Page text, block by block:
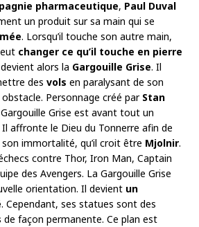
pharmaceutique, Paul Duval
un produit sur sa main qui se
. Lorsqu’il touche son autre main,
changer ce qu’il touche en pierre
alors la Gargouille Grise. Il
des vols en paralysant de son
Personnage créé par Stan
Grise est avant tout un
Il affronte le Dieu du Tonnerre afin de
immortalité, qu’il croit être Mjolnir.
contre Thor, Iron Man, Captain
des Avengers. La Gargouille Grise
orientation. Il devient un
. Cependant, ses statues sont des
de façon permanente. Ce plan est